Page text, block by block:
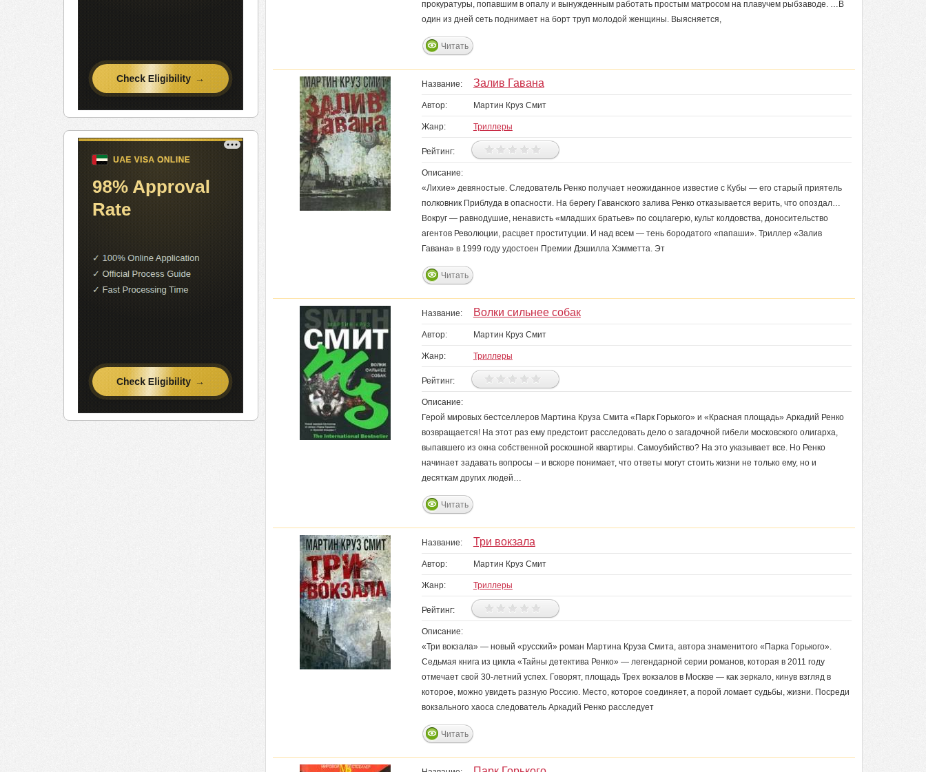
прокуратуры, попавшим в опалу и вынужденным работать простым матросом на плавучем рыбзаводе. …В
один из дней сеть поднимает на борт труп молодой женщины. Выясняется,
Читать
Название: Залив Гавана
Автор: Мартин Круз Смит
Жанр: Триллеры
Рейтинг:
Описание:
«Лихие» девяностые. Следователь Ренко получает неожиданное известие с Кубы — его старый приятель
полковник Приблуда в опасности. На берегу Гаванского залива Ренко отказывается верить, что опоздал…
Вокруг — равнодушие, ненависть «младших братьев» по соцлагерю, культ колдовства, доносительство
агентов Революции, расцвет проституции. И над всем — тень бородатого «папаши». Триллер «Залив
Гавана» в 1999 году удостоен Премии Дэшилла Хэмметта. Эт
Читать
Название: Волки сильнее собак
Автор: Мартин Круз Смит
Жанр: Триллеры
Рейтинг:
Описание:
Герой мировых бестселлеров Мартина Круза Смита «Парк Горького» и «Красная площадь» Аркадий Ренко
возвращается! На этот раз ему предстоит расследовать дело о загадочной гибели московского олигарха,
выпавшего из окна собственной роскошной квартиры. Самоубийство? На это указывает все. Но Ренко
начинает задавать вопросы – и вскоре понимает, что ответы могут стоить жизни не только ему, но и
десяткам других людей…
Читать
Название: Три вокзала
Автор: Мартин Круз Смит
Жанр: Триллеры
Рейтинг:
Описание:
«Три вокзала» — новый «русский» роман Мартина Круза Смита, автора знаменитого «Парка Горького».
Седьмая книга из цикла «Тайны детектива Ренко» — легендарной серии романов, которая в 2011 году
отмечает свой 30-летний успех. Говорят, площадь Трех вокзалов в Москве — как зеркало, кинув взгляд в
которое, можно увидеть разную Россию. Место, которое соединяет, а порой ломает судьбы, жизни. Посреди
вокзального хаоса следователь Аркадий Ренко расследует
Читать